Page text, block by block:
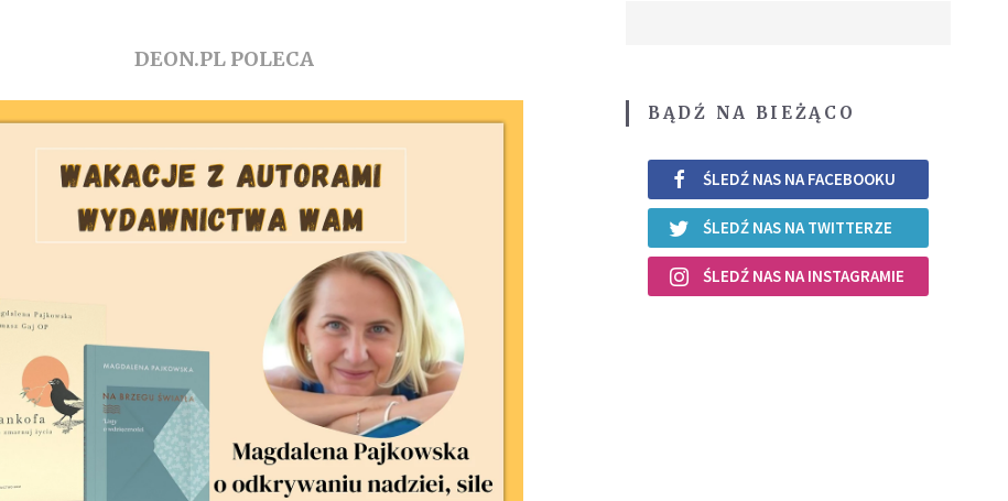
DEON.PL POLECA
BĄDŹ NA BIEŻĄCO
ŚLEDŹ NAS NA FACEBOOKU
ŚLEDŹ NAS NA TWITTERZE
ŚLEDŹ NAS NA INSTAGRAMIE